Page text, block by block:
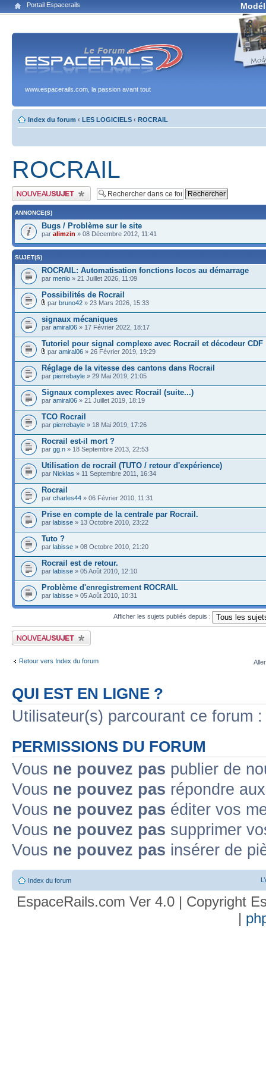
Portail Espacerails
www.espacerails.com, la passion avant tout
Index du forum ‹ LES LOGICIELS ‹ ROCRAIL
ROCRAIL
Publier un nouveau sujet
ANNONCE(S)
Bugs / Problème sur le site
par alimzin » 08 Décembre 2012, 11:41
SUJET(S)
ROCRAIL: Automatisation fonctions locos au démarrage
par menio » 21 Juillet 2026, 11:09
Possibilités de Rocrail
par bruno42 » 23 Mars 2026, 15:33
signaux mécaniques
par amiral06 » 17 Février 2022, 18:17
Tutoriel pour signal complexe avec Rocrail et décodeur CDF
par amiral06 » 26 Février 2019, 19:29
Réglage de la vitesse des cantons dans Rocrail
par pierrebayle » 29 Mai 2019, 21:05
Signaux complexes avec Rocrail (suite...)
par amiral06 » 21 Juillet 2019, 18:19
TCO Rocrail
par pierrebayle » 18 Mai 2019, 17:26
Rocrail est-il mort ?
par gg.n » 18 Septembre 2013, 22:53
Utilisation de rocrail (TUTO / retour d'expérience)
par Nicklas » 11 Septembre 2011, 16:34
Rocrail
par charles44 » 06 Février 2010, 11:31
Prise en compte de la centrale par Rocrail.
par labisse » 13 Octobre 2010, 23:22
Tuto ?
par labisse » 08 Octobre 2010, 21:20
Rocrail est de retour.
par labisse » 05 Août 2010, 12:10
Problème d'enregistrement ROCRAIL
par labisse » 05 Août 2010, 10:31
Afficher les sujets publiés depuis :
Publier un nouveau sujet
Retour vers Index du forum
QUI EST EN LIGNE ?
Utilisateur(s) parcourant ce forum
PERMISSIONS DU FORUM
Vous ne pouvez pas publier de
Vous ne pouvez pas répondre
Vous ne pouvez pas éditer vos
Vous ne pouvez pas supprimer
Vous ne pouvez pas insérer de
Index du forum
EspaceRails.com Ver 4.0 | Copyright
|